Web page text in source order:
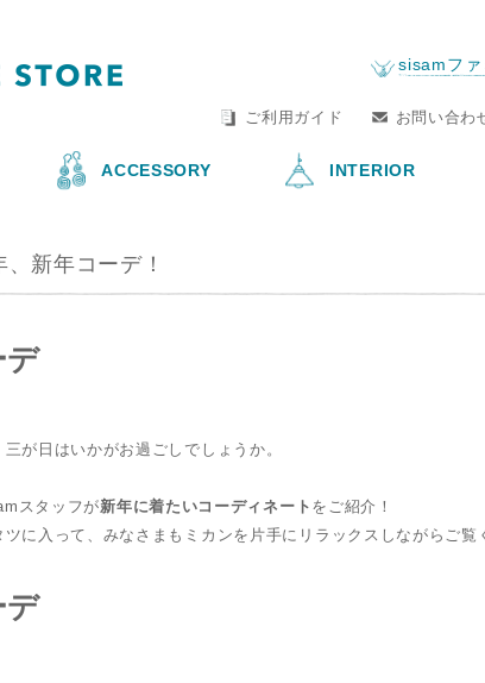
by sisam FAIR
sisamファ
ご利用ガイド お問い合わ
ACCESSORY INTERIOR
新年コーデ！
が日はいかがお過ごしでしょうか。
スタッフが新年に着たいコーディネート をご紹介！
に入って、みなさまもミカンを片手にリラックスしながらご覧